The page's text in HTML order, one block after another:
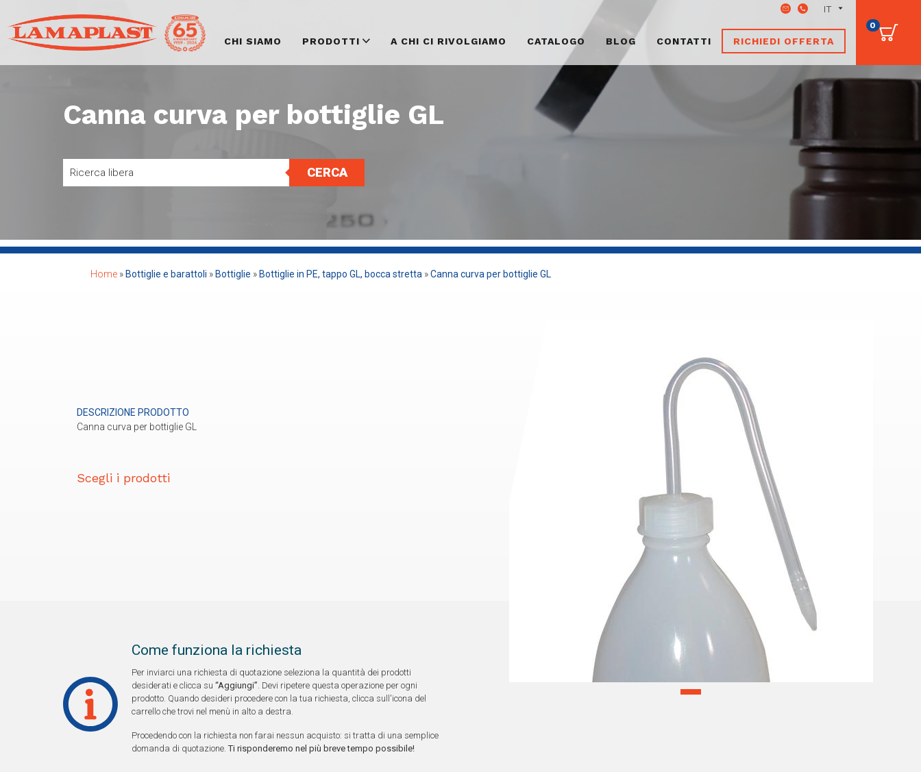
CHI SIAMO PRODOTTI A CHI CI RIVOLGIAMO CATALOGO BLOG CONTATTI RICHIEDI OFFERTA
0
Canna curva per bottiglie GL
CERCA
»
Home »
Bottiglie e barattoli »
Bottiglie »
Bottiglie in PE, tappo GL, bocca stretta Canna curva per bottiglie GL
DESCRIZIONE PRODOTTO
Canna curva per bottiglie GL
Scegli i prodotti
Come funziona la richiesta
Per inviarci una richiesta di quotazione seleziona la quantità dei prodotti
desiderati e clicca su “Aggiungi”. Devi ripetere questa operazione per ogni
prodotto. Quando desideri procedere con la tua richiesta, clicca sull'icona del
carrello che trovi nel menù in alto a destra.
Procedendo con la richiesta non farai nessun acquisto: si tratta di una semplice
domanda di quotazione.Ti risponderemo nel più breve tempo possibile!